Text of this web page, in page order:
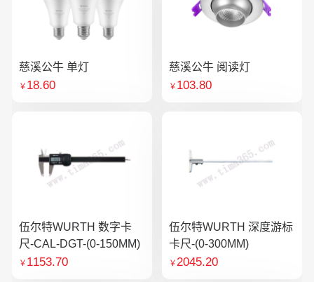
慈溪公牛 单灯
￥ 18.60
慈溪公牛 阅读灯
￥ 103.80
伍尔特WURTH 数字卡
尺-CAL-DGT-(0-150MM)
￥ 1153.70
伍尔特WURTH 深度游标
卡尺-(0-300MM)
￥2045.20